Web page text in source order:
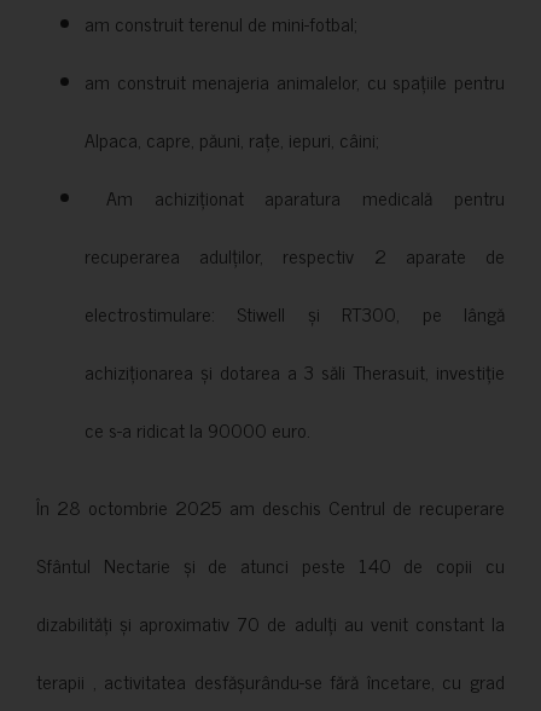
am construit terenul de mini-fotbal;
am construit menajeria animalelor, cu spațiile pentru
Alpaca, capre, păuni, rațe, iepuri, câini;
Am achiziționat aparatura medicală pentru
recuperarea adulților, respectiv 2 aparate de
electrostimulare: Stiwell și RT300, pe lângă
achiziționarea și dotarea a 3 săli Therasuit, investiție
ce s-a ridicat la 90000 euro.
În 28 octombrie 2025 am deschis Centrul de recuperare
Sfântul Nectarie și de atunci peste 140 de copii cu
dizabilități și aproximativ 70 de adulți au venit constant la
terapii , activitatea desfășurându-se fără încetare, cu grad